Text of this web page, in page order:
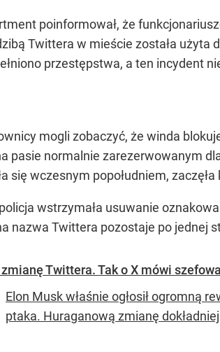
poinformował, że
Twittera w mieście została użyta
przestępstwa, a ten incydent
mogli zobaczyć, że winda
pasie normalnie zarezerwowanym
się wczesnym popołudniem,
wstrzymała usuwanie
nazwa Twittera pozostaje po jednej
Twittera. Tak o X mówi
Elon Musk właśnie ogłosił ogromną
ptaka. Huraganową zmianę